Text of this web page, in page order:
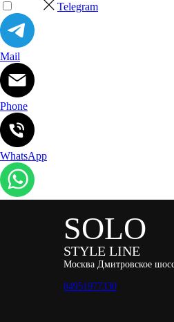
Telegram
Mail
Phone
WhatsApp
SOLO
STYLE LINE
Москва Дмитровское
84951977330